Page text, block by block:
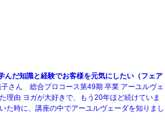
んだ知識と経験でお客様を元気にしたい（フェア
子さん 総合プロコース第49期 卒業 アーユルヴェ
理由 ヨガが大好きで、もう20年ほど続けていま
た時に、講座の中でアーユルヴェーダを知りまし